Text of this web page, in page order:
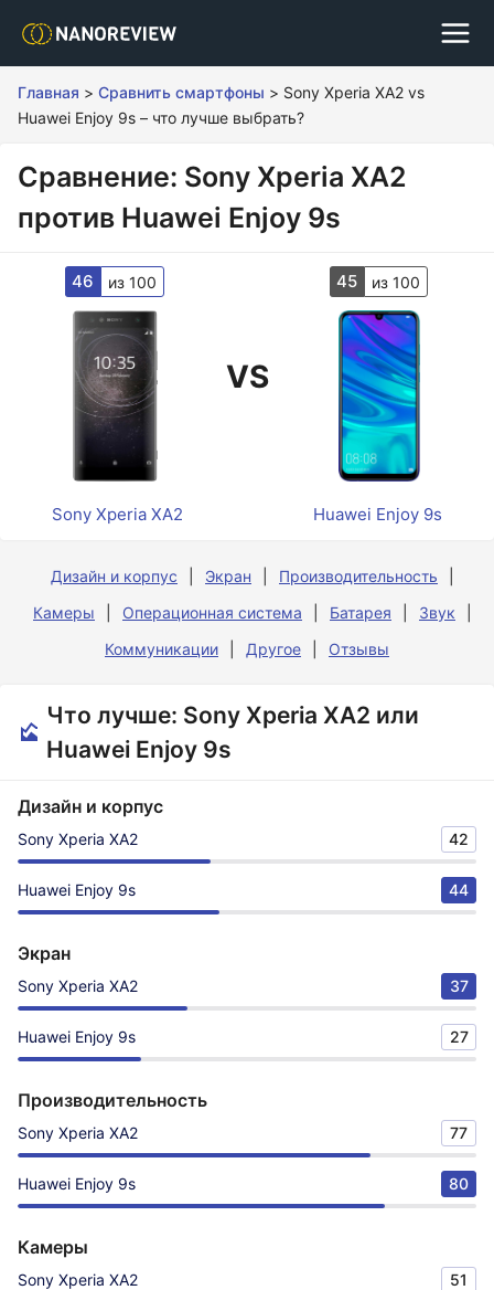
Главная > Сравнить смартфоны > Sony Xperia XA2 vs
Huawei Enjoy 9s – что лучше выбрать?
Сравнение: Sony Xperia XA2
против Huawei Enjoy 9s
46 из 100
VS
45 из 100
Sony Xperia XA2 Huawei Enjoy 9s
Дизайн и корпус Экран
Производительность
Камеры
Операционная система Батарея
Звук
Коммуникации
Другое Отзывы
Что лучше: Sony Xperia XA2 или
Huawei Enjoy 9s
Дизайн и корпус
Sony Xperia XA2 42
Huawei Enjoy 9s 44
Экран
Sony Xperia XA2 37
Huawei Enjoy 9s 27
Производительность
Sony Xperia XA2 77
Huawei Enjoy 9s 80
Камеры
Sony Xperia XA2 51